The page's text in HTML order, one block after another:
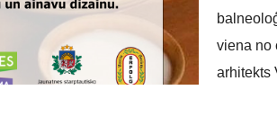
viena no
arhitekts